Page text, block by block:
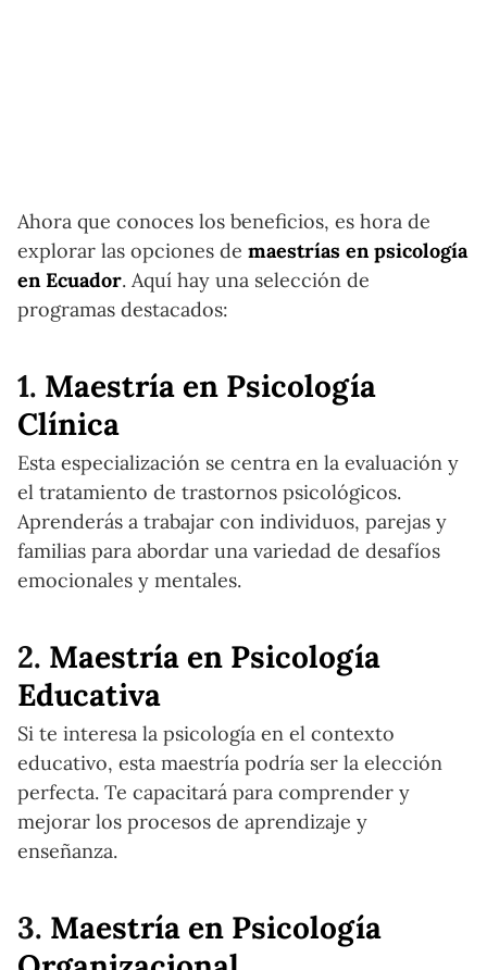
Ahora que conoces los beneficios, es hora de
explorar las opciones de maestrías en psicología
en Ecuador. Aquí hay una selección de
programas destacados:
1. Maestría en Psicología
Clínica
Esta especialización se centra en la evaluación y
el tratamiento de trastornos psicológicos.
Aprenderás a trabajar con individuos, parejas y
familias para abordar una variedad de desafíos
emocionales y mentales.
2. Maestría en Psicología
Educativa
Si te interesa la psicología en el contexto
educativo, esta maestría podría ser la elección
perfecta. Te capacitará para comprender y
mejorar los procesos de aprendizaje y
enseñanza.
3. Maestría en Psicología